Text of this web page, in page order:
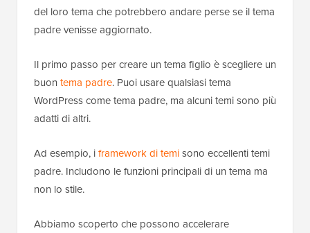
del loro tema che potrebbero andare perse se il tema
padre venisse aggiornato.
Il primo passo per creare un tema figlio è scegliere un
buon tema padre. Puoi usare qualsiasi tema
WordPress come tema padre, ma alcuni temi sono più
adatti di altri.
Ad esempio, iframework di temisono eccellenti temi
padre. Includono le funzioni principali di un tema ma
non lo stile.
Abbiamo scoperto che possono accelerare